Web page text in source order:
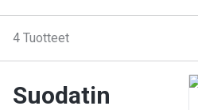
4 Tuotteet
Suodatin